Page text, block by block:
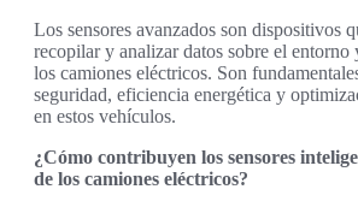
Los sensores avanzados son dispositivos
recopilar y analizar datos sobre el entorno
los camiones eléctricos. Son
seguridad, eficiencia energética y
en estos vehículos.
¿Cómo contribuyen los sensores
de los camiones eléctricos?